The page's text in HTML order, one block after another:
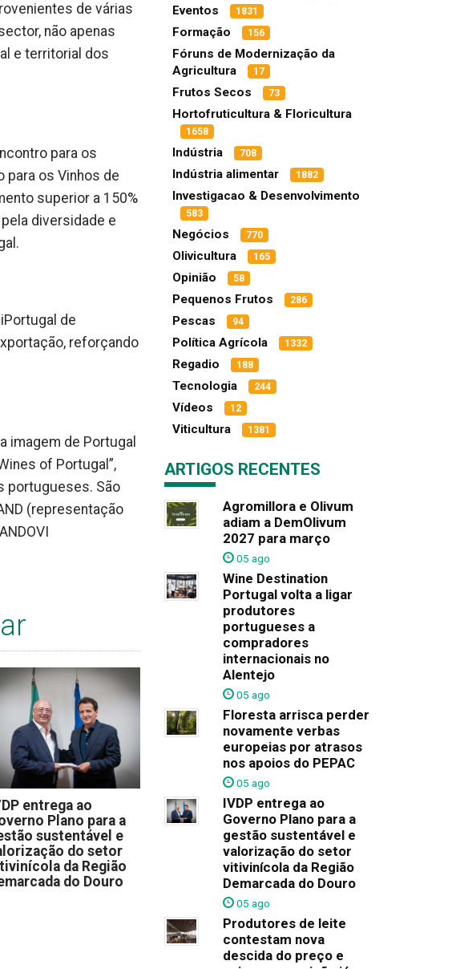
de várias
não apenas
e territorial dos
para os
para os Vinhos de
superior a 150%
diversidade e
de
reforçando
imagem de Portugal
of Portugal”,
portugueses. São
(representação
entrega ao
Plano para a
sustentável e
do setor
da Região
do Douro
Eventos 1831
Formação 156
Fóruns de Modernização da
Agricultura
17
Frutos Secos 73
Hortofruticultura & Floricultura
1658
Indústria 708
Indústria alimentar 1882
Investigacao & Desenvolvimento
583
Negócios 770
Olivicultura 165
Opinião 58
Pequenos Frutos 286
Pescas 94
Política Agrícola 1332
Regadio 188
Tecnologia 244
Vídeos 12
Viticultura 1381
ARTIGOS RECENTES
Agromillora e Olivum
adiam a DemOlivum
2027 para março
05 ago
Wine Destination
Portugal volta a ligar
produtores
portugueses a
compradores
internacionais no
Alentejo
05 ago
Floresta arrisca perder
novamente verbas
europeias por atrasos
nos apoios do PEPAC
05 ago
IVDP entrega ao
Governo Plano para a
gestão sustentável e
valorização do setor
vitivinícola da Região
Demarcada do Douro
05 ago
Produtores de leite
contestam nova
descida do preço e